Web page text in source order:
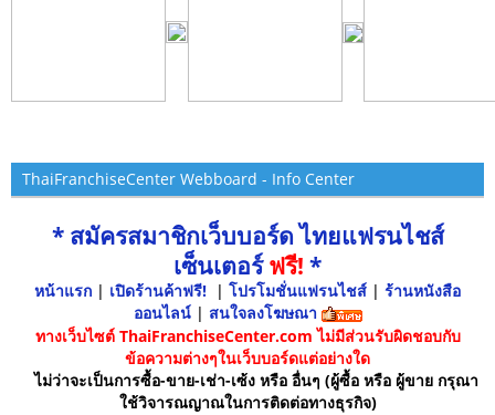
ThaiFranchiseCenter Webboard - Info Center
* สมัครสมาชิกเว็บบอร์ด ไทยแฟรนไชส์
เซ็นเตอร์ฟรี! *
หน้าแรก | เปิดร้านค้าฟรี! | โปรโมชั่นแฟรนไชส์ | ร้านหนังสือ
ออนไลน์ | สนใจลงโฆษณา
ทางเว็บไซต์ ThaiFranchiseCenter.com ไม่มีส่วนรับผิดชอบกับ
ข้อความต่างๆในเว็บบอร์ดแต่อย่างใด
ไม่ว่าจะเป็นการซื้อ-ขาย-เช่า-เซ้ง หรือ อื่นๆ (ผู้ซื้อ หรือ ผู้ขาย กรุณา
ใช้วิจารณญาณในการติดต่อทางธุรกิจ)